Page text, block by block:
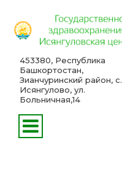
453380, Республика
Башкортостан,
Зианчуринский район, с.
Исянгулово, ул.
Больничная,14